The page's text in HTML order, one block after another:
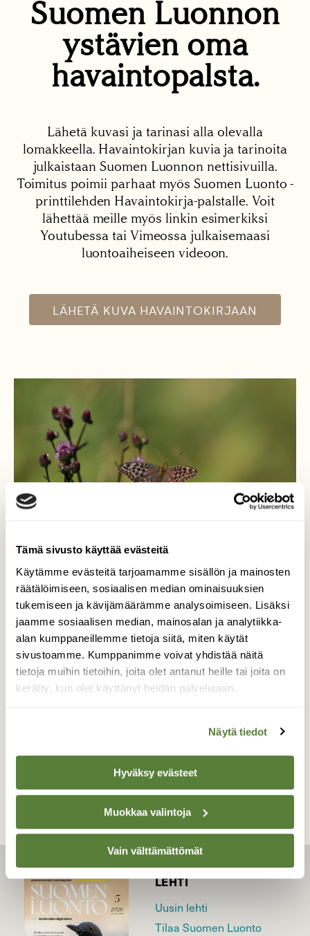
Tämä sivusto käyttää evästeitä
Käytämme evästeitä tarjoamamme sisällön ja mainosten
räätälöimiseen, sosiaalisen median ominaisuuksien
tukemiseen ja kävijämäärämme analysoimiseen. Lisäksi
jaamme sosiaalisen median, mainosalan ja analytiikka-
alan kumppaneillemme tietoja siitä, miten käytät
sivustoamme. Kumppanimme voivat yhdistää näitä
tietoja muihin tietoihin, joita olet antanut heille tai joita on
kerätty, kun olet käyttänyt heidän palvelujaan.
Näytä tiedot
Hyväksy evästeet
Muokkaa valintoja
Vain välttämättömät
Suomen Luonnon
ystävien oma
havaintopalsta.
Lähetä kuvasi ja tarinasi alla olevalla
lomakkeella. Havaintokirjan kuvia ja tarinoita
julkaistaan Suomen Luonnon nettisivuilla.
Toimitus poimii parhaat myös Suomen Luonto -
printtilehden Havaintokirja-palstalle. Voit
lähettää meille myös linkin esimerkiksi
Youtubessa tai Vimeossa julkaisemaasi
luontoaiheiseen videoon.
LÄHETÄ KUVA HAVAINTOKIRJAAN
Keisarinviitta
Keisarinviittaperhosen valesina muoto
Valokuvaaja: Susanna Hannula, Parainen 24.7.23
TAKAISIN LISTAAN
LEHTI
Uusin lehti
Tilaa Suomen Luonto